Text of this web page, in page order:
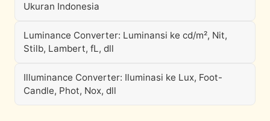
Ukuran Indonesia
Luminance Converter: Luminansi ke cd/m², Nit,
Stilb, Lambert, fL, dll
Illuminance Converter: Iluminasi ke Lux, Foot-
Candle, Phot, Nox, dll